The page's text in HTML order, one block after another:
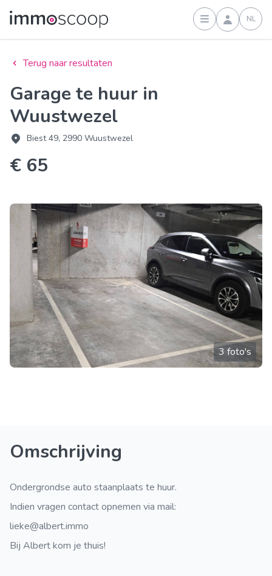
Inloggen
NL
Terug naar resultaten
Garage te huur in
Wuustwezel
Biest 49, 2990 Wuustwezel
€ 65
3 foto's
Omschrijving
Ondergrondse auto staanplaats te huur.
Indien vragen contact opnemen via mail:
lieke@albert.immo
Bij Albert kom je thuis!